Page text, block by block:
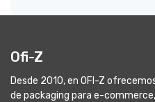
Ofi-Z
Desde 2010, en OFI-Z
de packaging para e-